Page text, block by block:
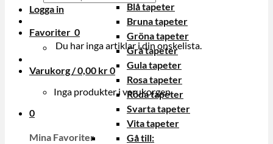
Logga in
Favoriter 0
Du har inga artiklar i din onskelista.
Varukorg /0,00 kr0
Inga produkter i varukorgen.
0
Mina Favoriter
Blå tapeter
Bruna tapeter
Gröna tapeter
Grå tapeter
Gula tapeter
Rosa tapeter
Röda tapeter
Svarta tapeter
Vita tapeter
Gå till: